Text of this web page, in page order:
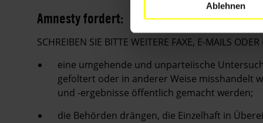
Ablehnen
Amnesty fordert:
SCHREIBEN SIE BITTE WEITERE FAXE, E-MAILS
eine umgehende und unparteiische
gefoltert oder in anderer Weise misshandelt
und -ergebnisse öffentlich gemacht werden;
die Behörden drängen, die Einzelhaft in